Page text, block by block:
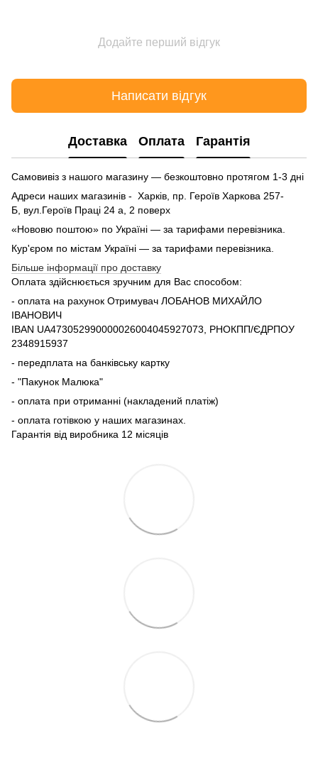
Додайте перший відгук
Написати відгук
Доставка Оплата Гарантія
Самовивіз з нашого магазину — безкоштовно протягом 1-3 дні
Адреси наших магазинів - Харків, пр. Героїв Харкова 257-
Б, вул.Героїв Праці 24 а, 2 поверх
«Нововю поштою» по Україні — за тарифами перевізника.
Кур'єром по містам Україні — за тарифами перевізника.
Більше інформації про доставку
Оплата здійснюється зручним для Вас способом:
- оплата на рахунок Отримувач ЛОБАНОВ МИХАЙЛО
ІВАНОВИЧ
IBAN UA473052990000026004045927073, РНОКПП/ЄДРПОУ
2348915937
- передплата на банківську картку
- "Пакунок Малюка"
- оплата при отриманні (накладений платіж)
- оплата готівкою у наших магазинах.
Гарантія від виробника 12 місяців